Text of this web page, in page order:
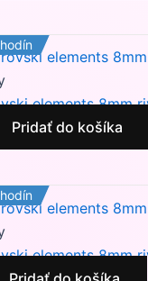
elements 8mm
Pridať do košíka
elements 8mm